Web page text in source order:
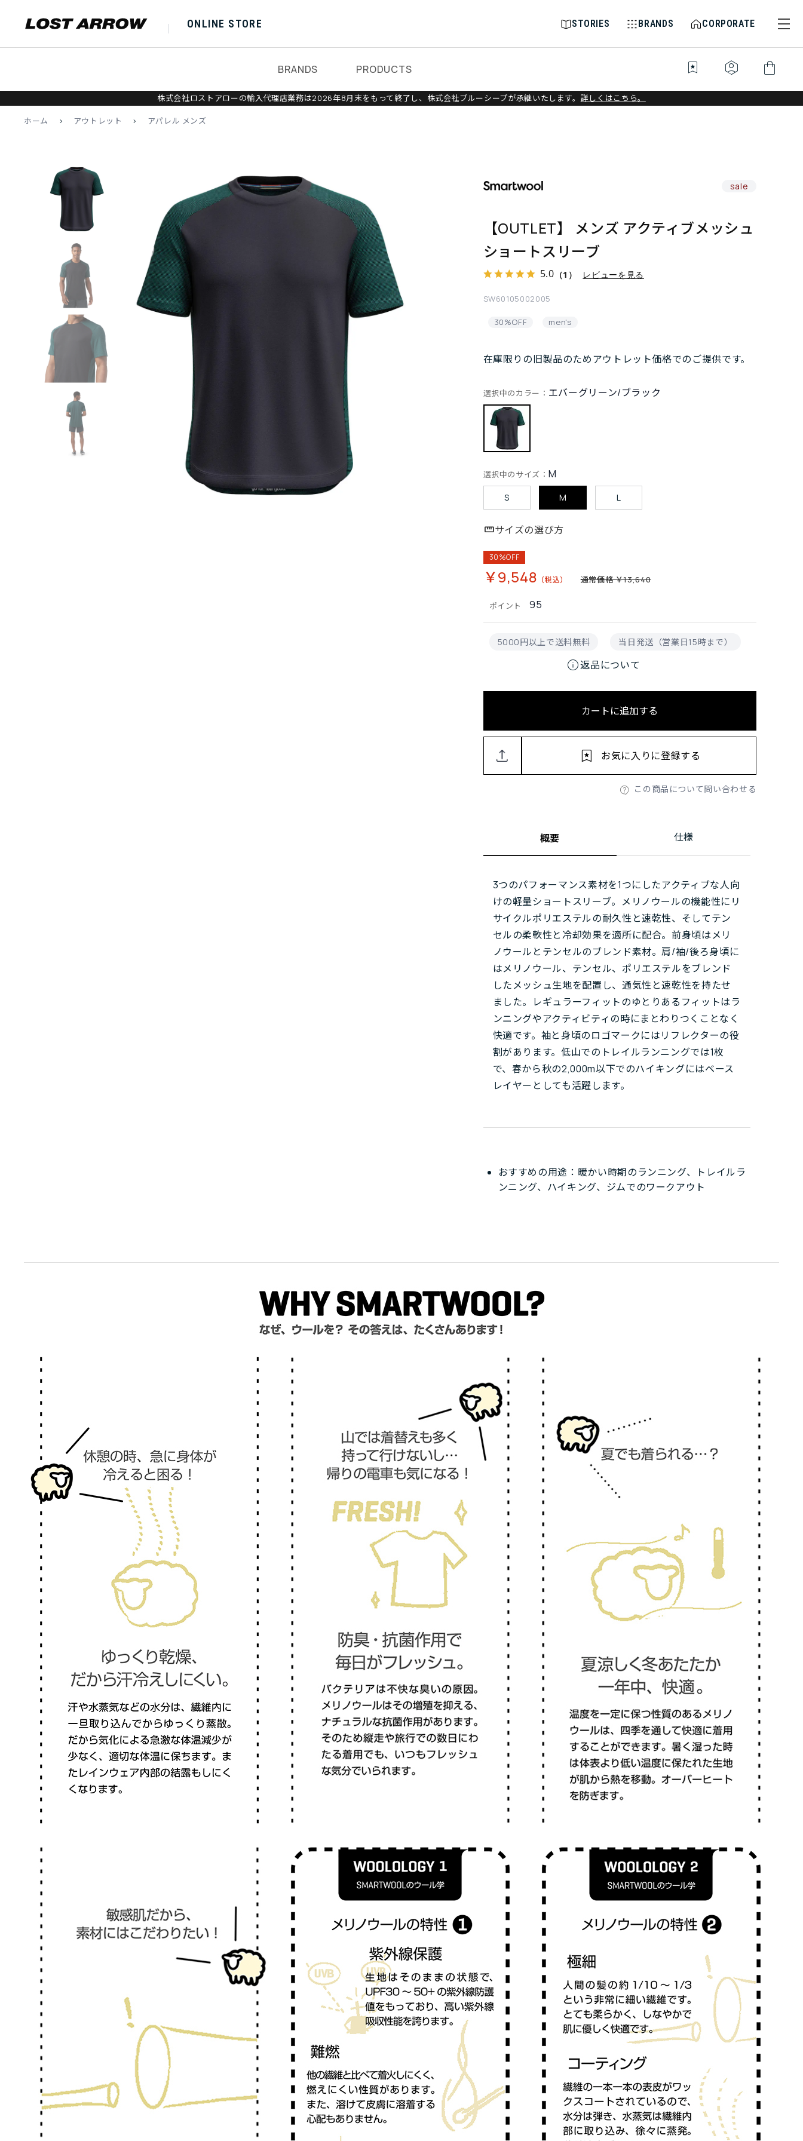
ONLINE STORE STORIES BRANDS CORPORATE
BRANDS PRODUCTS bookmark_star identity_platform shopping_bag
株式会社ロストアローの輸入代理店業務は2026年8月末をもって終了し、株式会社ブルーシープが承継いたします。 詳しくはこちら。
ホーム > アウトレット > アパレル メンズ
sale
【OUTLET】 メンズ アクティブメッシュ
ショートスリーブ
5.0 （1） レビューを見る
SW60105002005
30%OFF men's
在庫限りの旧製品のためアウトレット価格でのご提供です。
ポイント 95
選択中のカラー： エバーグリーン/ブラック
選択中のサイズ： M
S M L
サイズの選び方
5000円以上で送料無料 当日発送（営業日15時まで）
info返品について
30%OFF
￥9,548 通常価格 ￥13,640
カートに追加する
この商品について問い合わせる
お気に入りに登録する
概要 仕様
3つのパフォーマンス素材を1つにしたアクティブな人向
けの軽量ショートスリーブ。メリノウールの機能性にリ
サイクルポリエステルの耐久性と速乾性、そしてテン
セルの柔軟性と冷却効果を適所に配合。前身頃はメリ
ノウールとテンセルのブレンド素材。肩/袖/後ろ身頃に
はメリノウール、テンセル、ポリエステルをブレンド
したメッシュ生地を配置し、通気性と速乾性を持たせ
ました。レギュラーフィットのゆとりあるフィットはラ
ンニングやアクティビティの時にまとわりつくことなく
快適です。袖と身頃のロゴマークにはリフレクターの役
割があります。低山でのトレイルランニングでは1枚
で、春から秋の2,000m以下でのハイキングにはベース
レイヤーとしても活躍します。
おすすめの用途：暖かい時期のランニング、トレイルラ
ンニング、ハイキング、ジムでのワークアウト